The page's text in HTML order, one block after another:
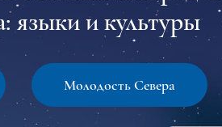
языки и культуры
Молодость Севера